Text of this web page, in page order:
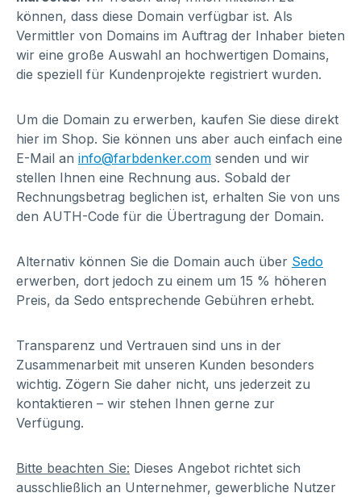
können, dass diese Domain verfügbar ist. Als
Vermittler von Domains im Auftrag der Inhaber bieten
wir eine große Auswahl an hochwertigen Domains,
die speziell für Kundenprojekte registriert wurden.
Um die Domain zu erwerben, kaufen Sie diese direkt
hier im Shop. Sie können uns aber auch einfach eine
E-Mail an info@farbdenker.com senden und wir
stellen Ihnen eine Rechnung aus. Sobald der
Rechnungsbetrag beglichen ist, erhalten Sie von uns
den AUTH-Code für die Übertragung der Domain.
Alternativ können Sie die Domain auch über Sedo
erwerben, dort jedoch zu einem um 15 % höheren
Preis, da Sedo entsprechende Gebühren erhebt.
Transparenz und Vertrauen sind uns in der
Zusammenarbeit mit unseren Kunden besonders
wichtig. Zögern Sie daher nicht, uns jederzeit zu
kontaktieren – wir stehen Ihnen gerne zur
Verfügung.
Bitte beachten Sie: Dieses Angebot richtet sich
ausschließlich an Unternehmer, gewerbliche Nutzer